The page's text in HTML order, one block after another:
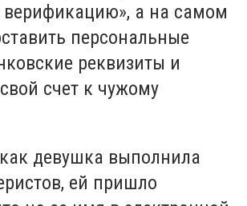
верификацию», а на самом
персональные
реквизиты и
счет к чужому
девушка выполнила
ей пришло